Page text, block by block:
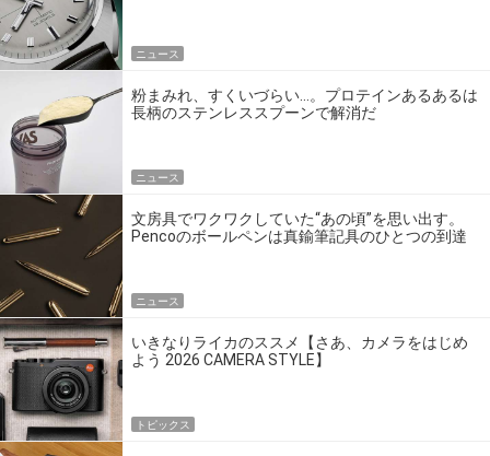
ニュース
粉まみれ、すくいづらい…。プロテインあるあるは
長柄のステンレススプーンで解消だ
ニュース
文房具でワクワクしていた“あの頃”を思い出す。
Pencoのボールペンは真鍮筆記具のひとつの到達
ニュース
いきなりライカのススメ【さあ、カメラをはじめ
よう 2026 CAMERA STYLE】
トピックス